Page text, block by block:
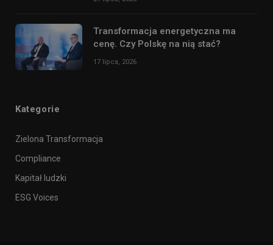
Transformacja energetyczna ma
cenę. Czy Polskę na nią stać?
17 lipca, 2026
Kategorie
Zielona Transformacja
Compliance
Kapitał ludzki
ESG Voices